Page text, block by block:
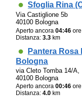
Sfoglia Rina
Via Castiglione 5b
40100 Bologna
Aperto ancora04:46 ore
Distanza:3.3 km
Pantera
Bologna
via Cleto Tomba 14/A,
40100 Bologna
Aperto ancora00:46 ore
Distanza:4.0 km